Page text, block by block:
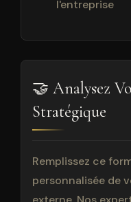
l'entreprise
🤝 Analysez
Stratégique
Remplissez ce
personnalisée de